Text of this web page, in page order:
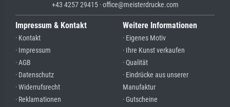
+43 4257 29415 · office@meisterdrucke.com
Impressum & Kontakt
· Kontakt
· Impressum
· AGB
· Datenschutz
· Widerrufsrecht
· Reklamationen
Weitere Informationen
· Eigenes Motiv
· Ihre Kunst verkaufen
· Qualität
· Eindrücke aus unserer
Manufaktur
· Gutscheine